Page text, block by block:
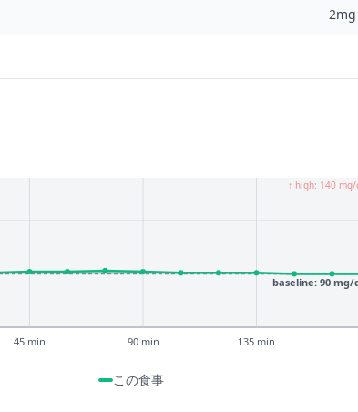
2mg
45 min 90 min 135 min
↑ high: 140 mg/
baseline: 90 mg/
この食事